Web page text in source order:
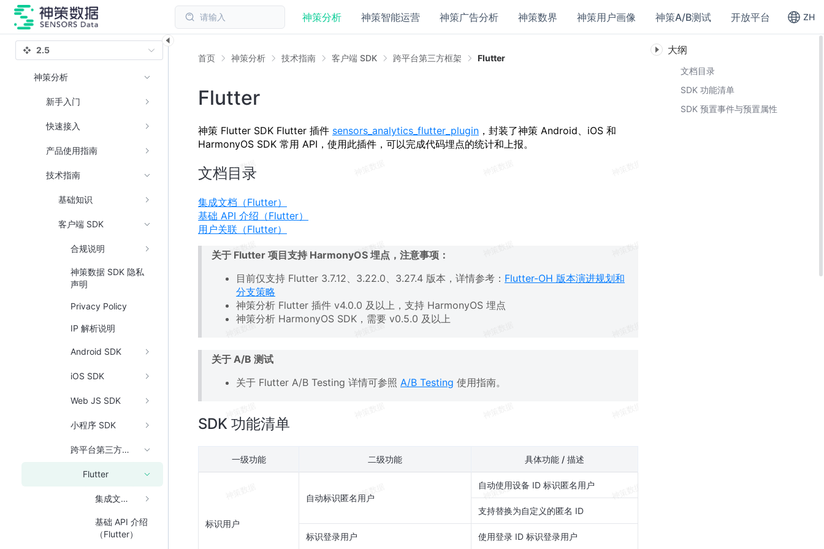
请输入 神策分析 神策智能运营 神策广告分析 神策数界 神策用户画像 神策A/B测试 开放平台 ZH
首页 神策分析 技术指南 客户端 SDK 跨平台第三方框架 Flutter
Flutter
神策 Flutter SDK Flutter 插件 sensors_analytics_flutter_plugin ，封装了神策 Android、iOS 和
HarmonyOS SDK 常用 API，使用此插件，可以完成代码埋点的统计和上报。
文档目录
集成文档（Flutter）
基础 API 介绍（Flutter）
用户关联（Flutter）
关于 Flutter 项目支持 HarmonyOS 埋点，注意事项：
目前仅支持 Flutter 3.7.12、3.22.0、3.27.4 版本，详情参考： Flutter-OH 版本演进规划和
分支策略
神策分析 Flutter 插件 v4.0.0 及以上，支持 HarmonyOS 埋点
神策分析 HarmonyOS SDK，需要 v0.5.0 及以上
关于 A/B 测试
关于 Flutter A/B Testing 详情可参照 A/B Testing 使用指南。
SDK 功能清单
一级功能 二级功能 具体功能 / 描述
标识用户
自动标识匿名用户
自动使用设备 ID 标识匿名用户
支持替换为自定义的匿名 ID
标识登录用户 使用登录 ID 标识登录用户
2.5
神策分析
新手入门
快速接入
产品使用指南
技术指南
基础知识
客户端 SDK
合规说明
神策数据 SDK 隐私
声明
Privacy Policy
IP 解析说明
Android SDK
iOS SDK
Web JS SDK
小程序 SDK
跨平台第三方框架
Flutter
集成文档（Flutter）
基础 API 介绍
（Flutter）
大纲
文档目录
SDK 功能清单
SDK 预置事件与预置属性